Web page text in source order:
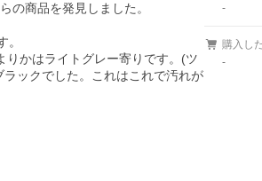
の商品を発見しました。
りかはライトグレー寄りです。(ツ
ックでした。これはこれで汚れが
-
購入し
-